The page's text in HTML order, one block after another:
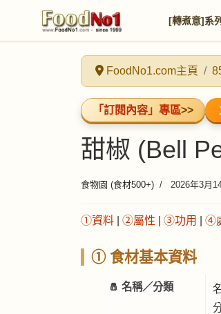
[轉煮意]系列
FoodNo1.com主頁
「訂閱內容」專區>>
甜椒 (Bell
食物園 (食材500+) 2026年3月
①資料 ②屬性 ③功用 ④
① 食材基本資料
🧂 名稱／分類